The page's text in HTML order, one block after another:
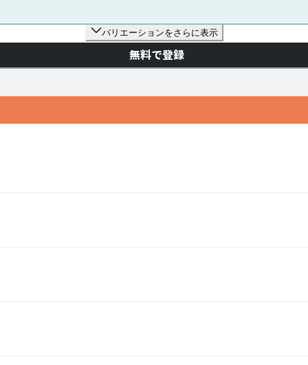
バリエーションをさらに表示
無料で登録